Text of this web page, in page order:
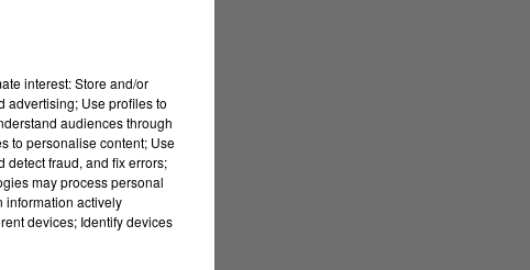
interest: Store and/or
advertising; Use profiles to
audiences through
to personalise content; Use
detect fraud, and fix errors;
may process personal
information actively
devices; Identify devices